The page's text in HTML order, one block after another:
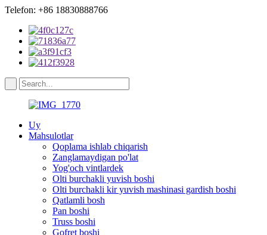
Telefon: +86 18830888766
Uy
Mahsulotlar
Qoplama ishlab chiqarish
Zanglamaydigan po'lat
Yog'och vintlardek
Olti burchakli yuvish boshi
Olti burchakli kir yuvish mashinasi gardish boshi
Qatlamli bosh
Pan boshi
Truss boshi
Gofret boshi